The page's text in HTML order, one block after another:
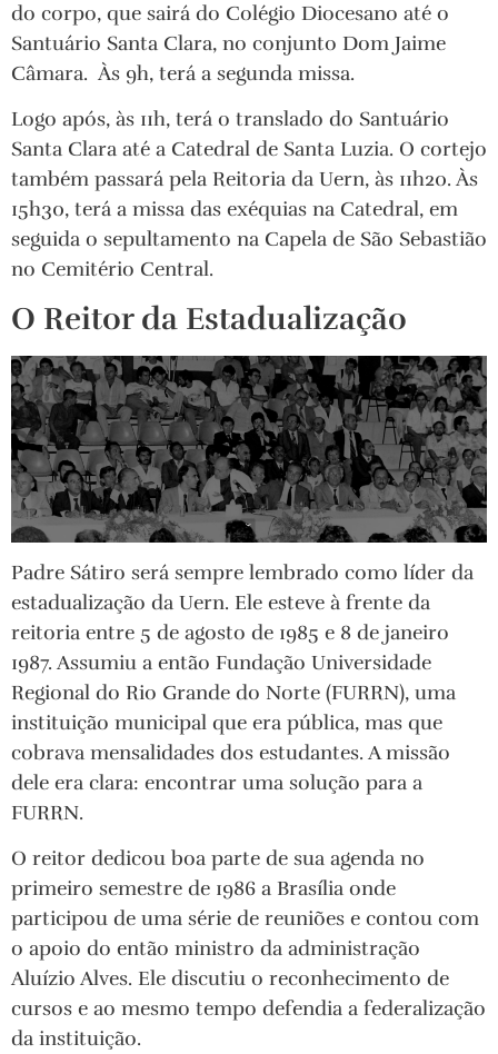
do corpo, que sairá do Colégio Diocesano até o
Santuário Santa Clara, no conjunto Dom Jaime
Câmara. Às 9h, terá a segunda missa.
Logo após, às 11h, terá o translado do Santuário
Santa Clara até a Catedral de Santa Luzia. O cortejo
também passará pela Reitoria da Uern, às 11h20. Às
15h30, terá a missa das exéquias na Catedral, em
seguida o sepultamento na Capela de São Sebastião
no Cemitério Central.
O Reitor da Estadualização
Padre Sátiro será sempre lembrado como líder da
estadualização da Uern. Ele esteve à frente da
reitoria entre 5 de agosto de 1985 e 8 de janeiro
1987. Assumiu a então Fundação Universidade
Regional do Rio Grande do Norte (FURRN), uma
instituição municipal que era pública, mas que
cobrava mensalidades dos estudantes. A missão
dele era clara: encontrar uma solução para a
FURRN.
O reitor dedicou boa parte de sua agenda no
primeiro semestre de 1986 a Brasília onde
participou de uma série de reuniões e contou com
o apoio do então ministro da administração
Aluízio Alves. Ele discutiu o reconhecimento de
cursos e ao mesmo tempo defendia a federalização
da instituição.